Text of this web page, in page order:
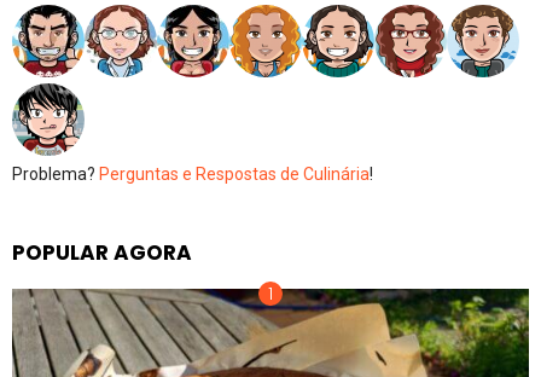
Problema? Perguntas e Respostas de Culinária!
POPULAR AGORA